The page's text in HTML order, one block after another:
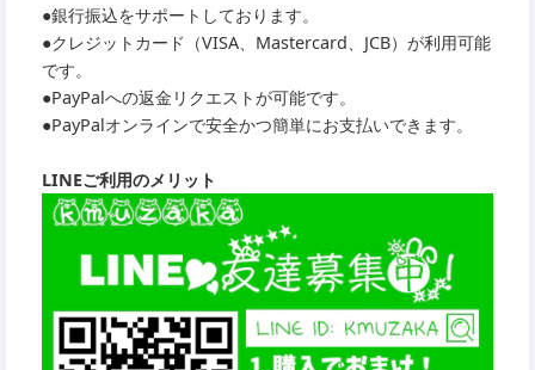
●銀行振込をサポートしております。
●クレジットカード（VISA、Mastercard、JCB）が利用可能
です。
●PayPalへの返金リクエストが可能です。
●PayPalオンラインで安全かつ簡単にお支払いできます。
LINEご利用のメリット